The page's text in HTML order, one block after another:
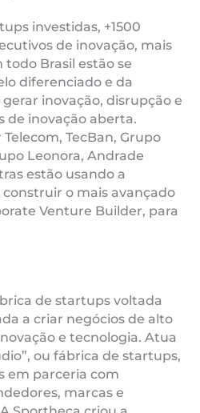
investidas, +1500
de inovação, mais
todo Brasil estão se
diferenciado e da
inovação, disrupção e
de inovação aberta.
TecBan, Grupo
Leonora, Andrade
estão usando a
o mais avançado
Venture Builder, para
de startups voltada
a criar negócios de alto
e tecnologia. Atua
ou fábrica de startups,
em parceria com
marcas e